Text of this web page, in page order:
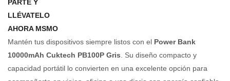
PARTE Y
LLÉVATELO
AHORA MSMO
Mantén tus dispositivos siempre listos con el Power Bank
10000mAh Cuktech PB100P Gris . Su diseño compacto y
capacidad portátil lo convierten en una excelente opción para